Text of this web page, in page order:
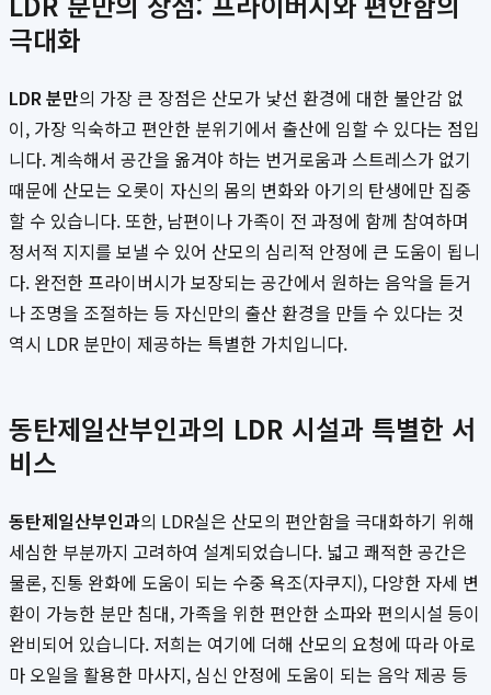
극대화
LDR 분만의 가장 큰 장점은 산모가 낯선 환경에 대한 불안감 없
이, 가장 익숙하고 편안한 분위기에서 출산에 임할 수 있다는 점입
니다. 계속해서 공간을 옮겨야 하는 번거로움과 스트레스가 없기
때문에 산모는 오롯이 자신의 몸의 변화와 아기의 탄생에만 집중
할 수 있습니다. 또한, 남편이나 가족이 전 과정에 함께 참여하며
정서적 지지를 보낼 수 있어 산모의 심리적 안정에 큰 도움이 됩니
다. 완전한 프라이버시가 보장되는 공간에서 원하는 음악을 듣거
나 조명을 조절하는 등 자신만의 출산 환경을 만들 수 있다는 것
역시 LDR 분만이 제공하는 특별한 가치입니다.
동탄제일산부인과의 LDR 시설과 특별한 서
비스
동탄제일산부인과의 LDR실은 산모의 편안함을 극대화하기 위해
세심한 부분까지 고려하여 설계되었습니다. 넓고 쾌적한 공간은
물론, 진통 완화에 도움이 되는 수중 욕조(자쿠지), 다양한 자세 변
환이 가능한 분만 침대, 가족을 위한 편안한 소파와 편의시설 등이
완비되어 있습니다. 저희는 여기에 더해 산모의 요청에 따라 아로
마 오일을 활용한 마사지, 심신 안정에 도움이 되는 음악 제공 등